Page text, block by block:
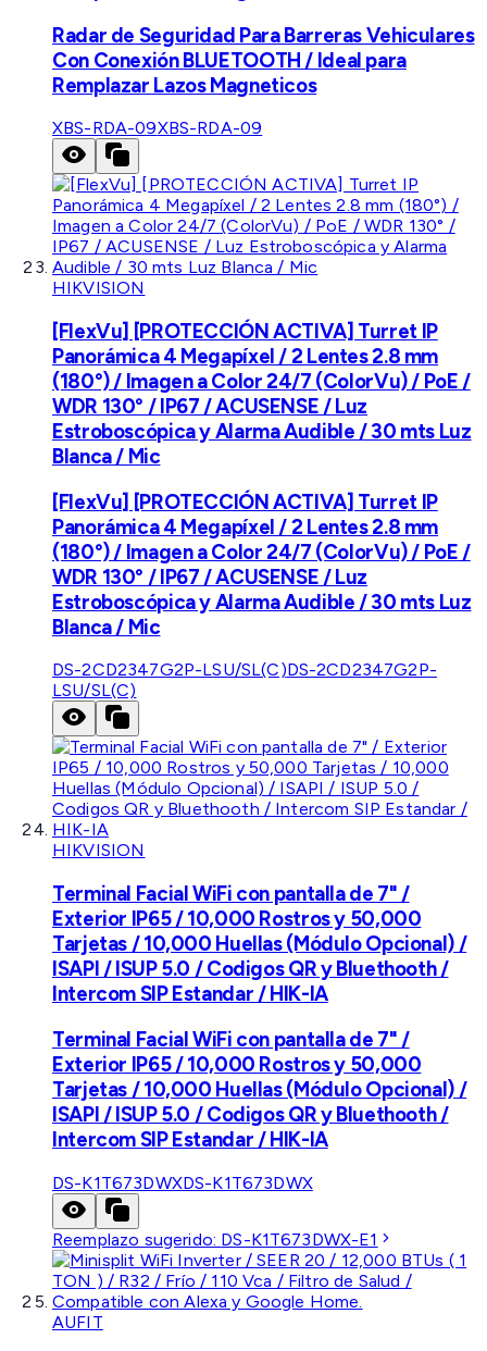
Radar de Seguridad Para Barreras Vehiculares
Con Conexión BLUETOOTH / Ideal para
Remplazar Lazos Magneticos
XBS-RDA-09XBS-RDA-09
HIKVISION
[FlexVu] [PROTECCIÓN ACTIVA] Turret IP
Panorámica 4 Megapíxel / 2 Lentes 2.8 mm
(180°) / Imagen a Color 24/7 (ColorVu) / PoE /
WDR 130° / IP67 / ACUSENSE / Luz
Estroboscópica y Alarma Audible / 30 mts Luz
Blanca / Mic
[FlexVu] [PROTECCIÓN ACTIVA] Turret IP
Panorámica 4 Megapíxel / 2 Lentes 2.8 mm
(180°) / Imagen a Color 24/7 (ColorVu) / PoE /
WDR 130° / IP67 / ACUSENSE / Luz
Estroboscópica y Alarma Audible / 30 mts Luz
Blanca / Mic
DS-2CD2347G2P-LSU/SL(C)DS-2CD2347G2P-
LSU/SL(C)
HIKVISION
Terminal Facial WiFi con pantalla de 7" /
Exterior IP65 / 10,000 Rostros y 50,000
Tarjetas / 10,000 Huellas (Módulo Opcional) /
ISAPI / ISUP 5.0 / Codigos QR y Bluethooth /
Intercom SIP Estandar / HIK-IA
Terminal Facial WiFi con pantalla de 7" /
Exterior IP65 / 10,000 Rostros y 50,000
Tarjetas / 10,000 Huellas (Módulo Opcional) /
ISAPI / ISUP 5.0 / Codigos QR y Bluethooth /
Intercom SIP Estandar / HIK-IA
DS-K1T673DWXDS-K1T673DWX
Reemplazo sugerido: DS-K1T673DWX-E1
AUFIT